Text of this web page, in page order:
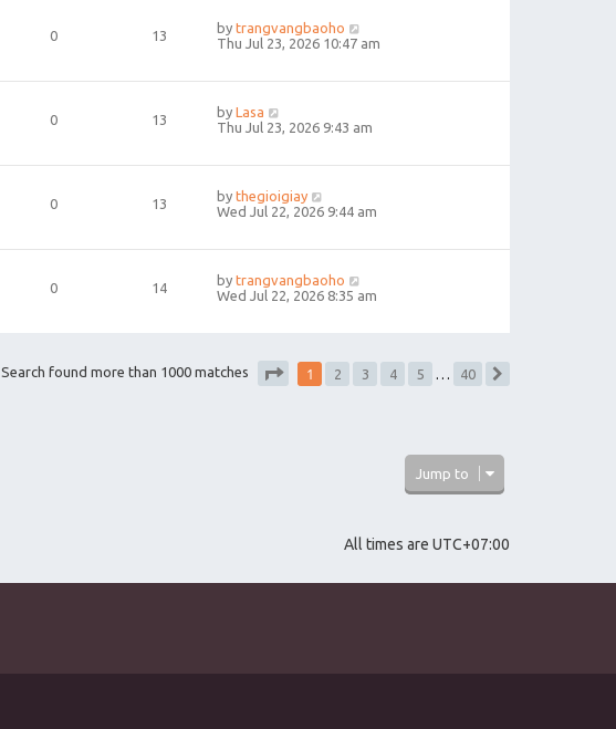
0 13 by trangvangbaoho
Thu Jul 23, 2026 10:47 am
0 13 by Lasa
Thu Jul 23, 2026 9:43 am
0 13 by thegioigiay
Wed Jul 22, 2026 9:44 am
0 14 by trangvangbaoho
Wed Jul 22, 2026 8:35 am
Search found more than 1000 matches
1 2 3 4 5 …
40
Jump to
All times are UTC+07:00